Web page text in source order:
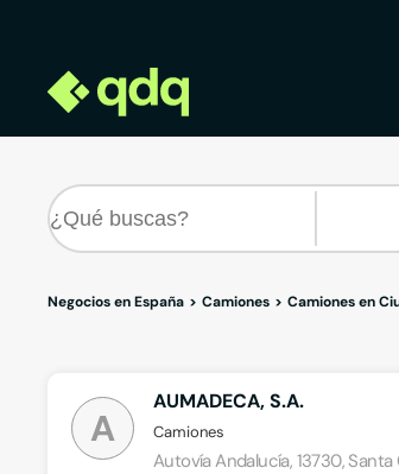
Negocios en España Camiones Camiones en
A
AUMADECA, S.A.
Camiones
Autovía Andalucía, 13730,